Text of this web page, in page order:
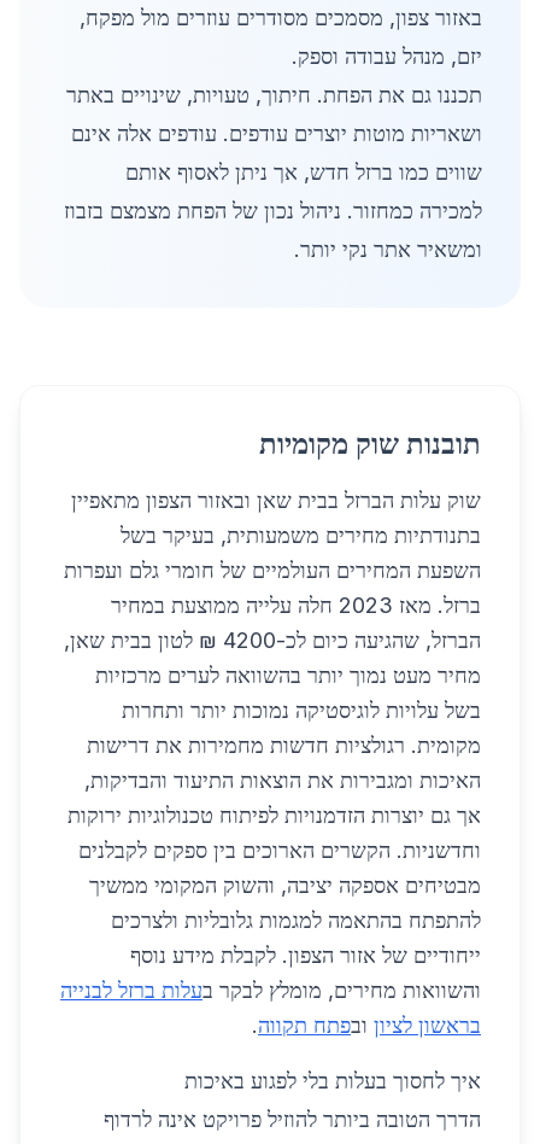
באזור צפון, מסמכים מסודרים עוזרים מול מפקח,
יזם, מנהל עבודה וספק.
תכננו גם את הפחת. חיתוך, טעויות, שינויים באתר
ושאריות מוטות יוצרים עודפים. עודפים אלה אינם
שווים כמו ברזל חדש, אך ניתן לאסוף אותם
למכירה כמחזור. ניהול נכון של הפחת מצמצם בזבוז
ומשאיר אתר נקי יותר.
תובנות שוק מקומיות
שוק עלות הברזל בבית שאן ובאזור הצפון מתאפיין
בתנודתיות מחירים משמעותית, בעיקר בשל
השפעת המחירים העולמיים של חומרי גלם ועפרות
ברזל. מאז 2023 חלה עלייה ממוצעת במחיר
הברזל, שהגיעה כיום לכ-4200 ₪ לטון בבית שאן,
מחיר מעט נמוך יותר בהשוואה לערים מרכזיות
בשל עלויות לוגיסטיקה נמוכות יותר ותחרות
מקומית. רגולציות חדשות מחמירות את דרישות
האיכות ומגבירות את הוצאות התיעוד והבדיקות,
אך גם יוצרות הזדמנויות לפיתוח טכנולוגיות ירוקות
וחדשניות. הקשרים הארוכים בין ספקים לקבלנים
מבטיחים אספקה יציבה, והשוק המקומי ממשיך
להתפתח בהתאמה למגמות גלובליות ולצרכים
ייחודיים של אזור הצפון. לקבלת מידע נוסף
והשוואות מחירים, מומלץ לבקר בעלות ברזל לבנייה
בראשון לציון ובפתח תקווה.
איך לחסוך בעלות בלי לפגוע באיכות
הדרך הטובה ביותר להוזיל פרויקט אינה לרדוף